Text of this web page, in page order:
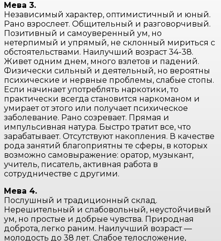
Мева 3.
Независимый характер, оптимистичный и юный.
Рано взрослеет. Общительный и разговорчивый.
Позитивный и самоуверенный ум, но
нетерпимый и упрямый, не склонный мириться с
обстоятельствами. Наилучший возраст 34-38.
Живет одним днем, много взлетов и падений.
Физически сильный и деятельный, но вероятны
психические и нервные проблемы, слабые стопы.
Если начинает употреблять наркотики, то
практически всегда становится наркоманом и
умирает от этого или получает психическое
заболевание. Рано созревает. Прямая и
импульсивная натура. Быстро тратит все, что
зарабатывает. Отсутствуют накопления. В качестве
рода занятий благоприятны те сферы, в которых
возможно самовыражение: оратор, музыкант,
учитель, писатель, активная работа в
сотрудничестве с другими.
Мева 4.
Послушный и традиционный склад.
Нерешительный и слабовольный, неустойчивый
ум, но простые и добрые чувства. Природная
доброта, легко раним. Наилучший возраст —
молодость до 38 лет. Слабое телосложение,